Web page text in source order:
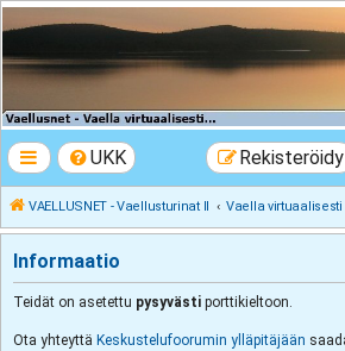
VAELLUSNET -
Vaellusturinat II
UKK Rekisteröidy
VAELLUSNET - Vaellusturinat II Vaella
Informaatio
Teidät on asetettu pysyvästi porttikieltoon.
Ota yhteyttä Keskustelufoorumin ylläpitäjään